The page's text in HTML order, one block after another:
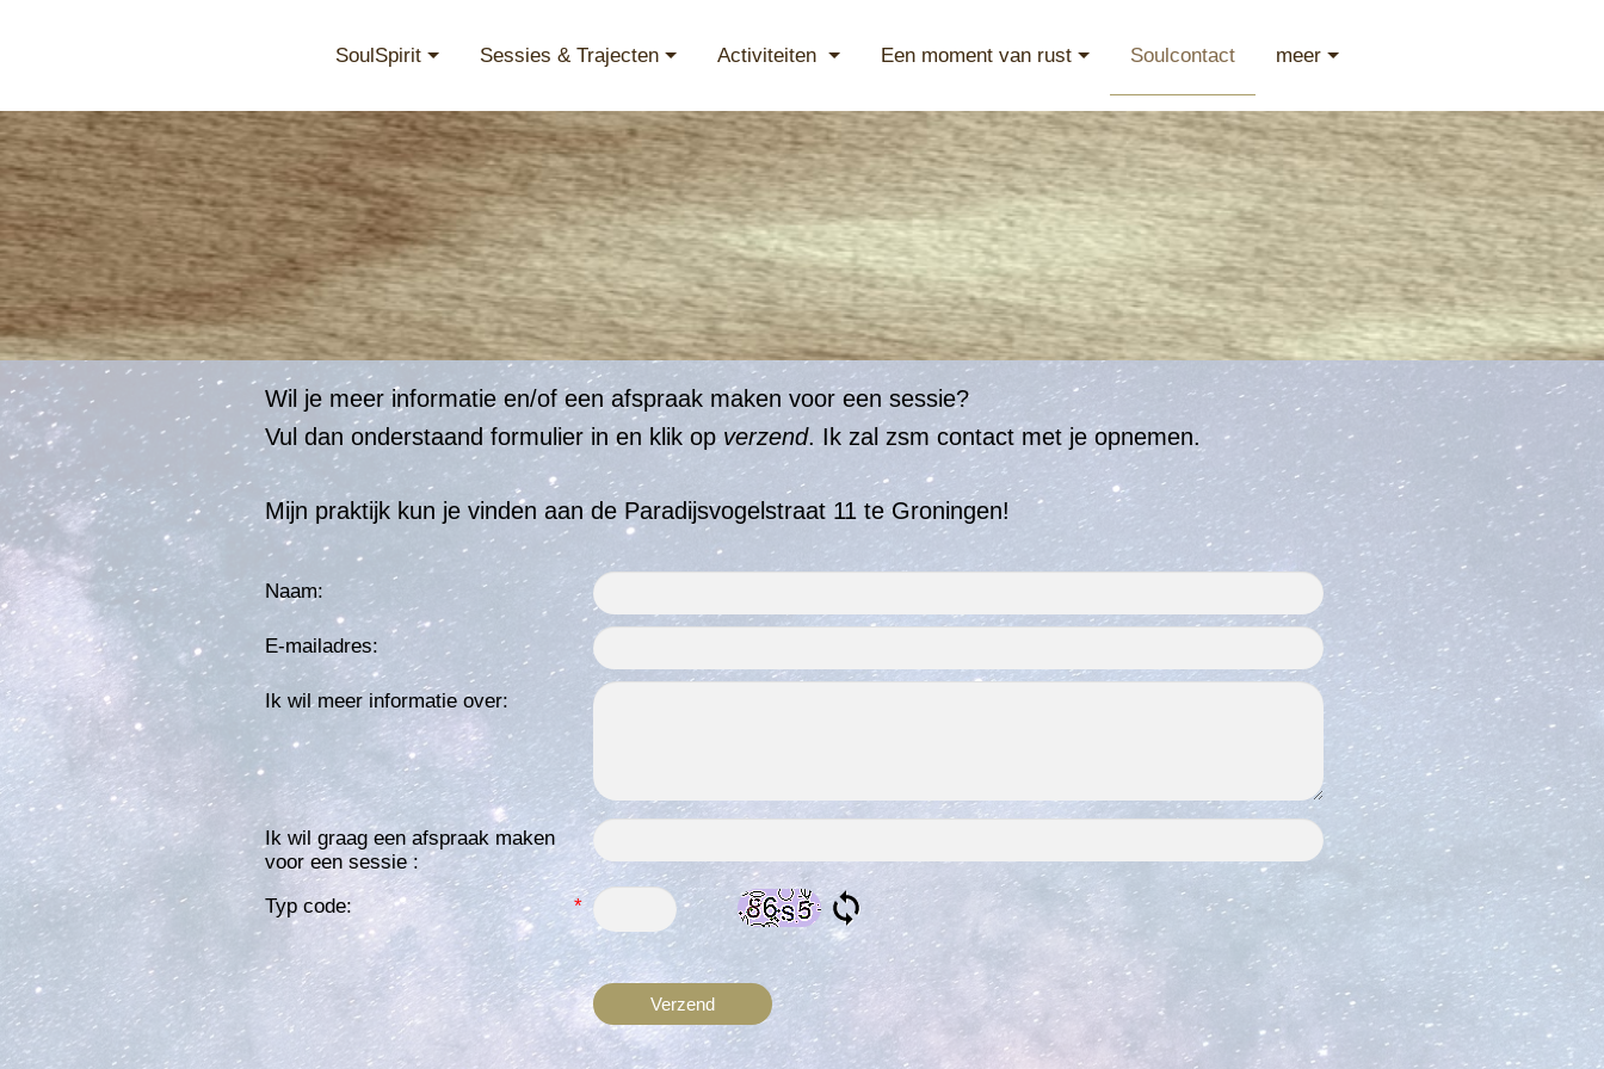
SoulSpirit Sessies & Trajecten Activiteiten Een moment van rust Soulcontact meer
Wil je meer informatie en/of een afspraak maken voor een sessie?
Vul dan onderstaand formulier in en klik opverzend. Ik zal zsm contact met je opnemen.
Mijn praktijk kun je vinden aan de Paradijsvogelstraat 11 te Groningen!
Naam:
E-mailadres:
Ik wil meer informatie over:
Ik wil graag een afspraak maken
voor een sessie :
Typ code:
*